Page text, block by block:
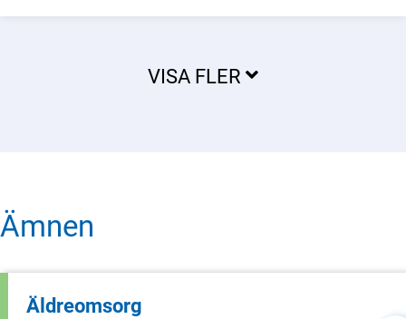
VISA FLER
Ämnen
Äldreomsorg